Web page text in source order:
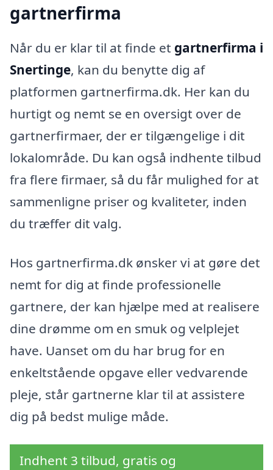
gartnerfirma
Når du er klar til at finde et gartnerfirma i
Snertinge, kan du benytte dig af
platformen gartnerfirma.dk. Her kan du
hurtigt og nemt se en oversigt over de
gartnerfirmaer, der er tilgængelige i dit
lokalområde. Du kan også indhente tilbud
fra flere firmaer, så du får mulighed for at
sammenligne priser og kvaliteter, inden
du træffer dit valg.
Hos gartnerfirma.dk ønsker vi at gøre det
nemt for dig at finde professionelle
gartnere, der kan hjælpe med at realisere
dine drømme om en smuk og velplejet
have. Uanset om du har brug for en
enkeltstående opgave eller vedvarende
pleje, står gartnerne klar til at assistere
dig på bedst mulige måde.
Indhent 3 tilbud, gratis og